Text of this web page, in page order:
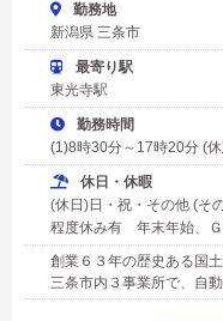
勤務地
新潟県 三条市
最寄り駅
東光寺駅
勤務時間
(1)8時30分～17時20分 (
休日・休暇
(休日)日・祝・その他 (そ
程度休み有 年末年始、Ｇ
創業６３年の歴史ある国
三条市内３事業所で、自